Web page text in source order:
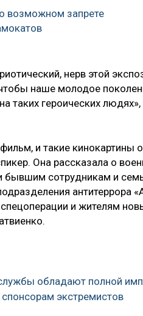
возможном запрете
нерв этой
наше молодое
таких героических
и такие кинокартины
Она рассказала о
бывшим сотрудникам и
антитеррора
и жителям
обладают полной
экстремистов